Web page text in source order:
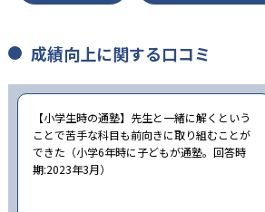
成績向上に関する口コミ
【小学生時の通塾】先生と一緒に解くという
ことで苦手な科目も前向きに取り組むことが
できた（小学6年時に子どもが通塾。回答時
期:2023年3月）